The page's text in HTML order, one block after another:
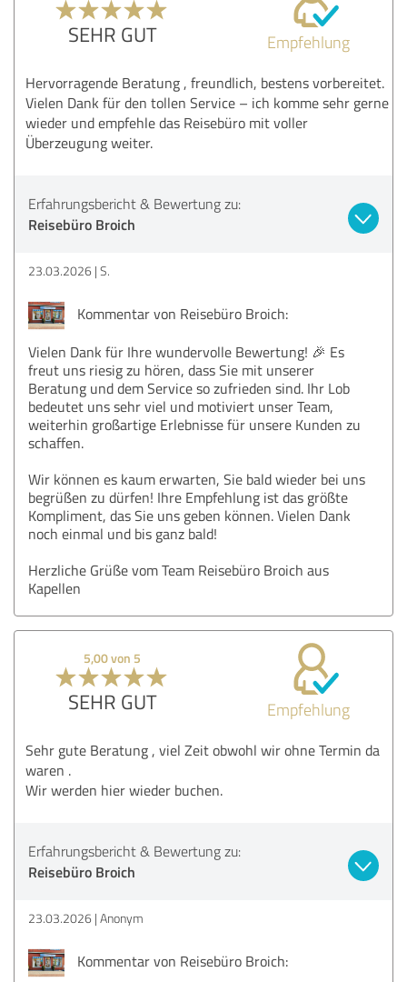
SEHR GUT Empfehlung
Hervorragende Beratung , freundlich, bestens vorbereitet.
Vielen Dank für den tollen Service – ich komme sehr gerne
wieder und empfehle das Reisebüro mit voller
Überzeugung weiter.
Erfahrungsbericht & Bewertung zu:
Reisebüro Broich
23.03.2026 S.
Kommentar von Reisebüro Broich:
Vielen Dank für Ihre wundervolle Bewertung! 🎉 Es
freut uns riesig zu hören, dass Sie mit unserer
Beratung und dem Service so zufrieden sind. Ihr Lob
bedeutet uns sehr viel und motiviert unser Team,
weiterhin großartige Erlebnisse für unsere Kunden zu
schaffen.
Wir können es kaum erwarten, Sie bald wieder bei uns
begrüßen zu dürfen! Ihre Empfehlung ist das größte
Kompliment, das Sie uns geben können. Vielen Dank
noch einmal und bis ganz bald!
Herzliche Grüße vom Team Reisebüro Broich aus
Kapellen
5,00 von 5
SEHR GUT Empfehlung
Sehr gute Beratung , viel Zeit obwohl wir ohne Termin da
waren .
Wir werden hier wieder buchen.
Erfahrungsbericht & Bewertung zu:
Reisebüro Broich
23.03.2026 Anonym
Kommentar von Reisebüro Broich: